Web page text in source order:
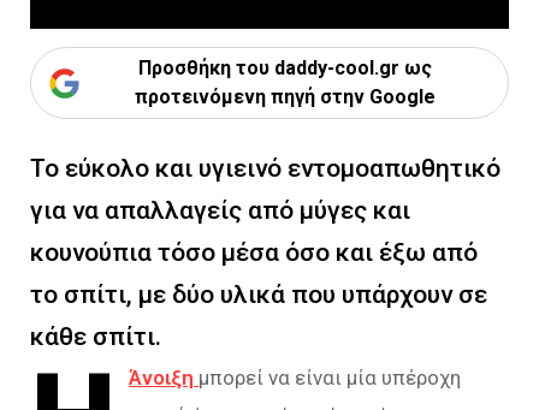
Προσθήκη του daddy-cool.gr ως
προτεινόμενη πηγή στην Google
Το εύκολο και υγιεινό εντομοαπωθητικό
για να απαλλαγείς από μύγες και
κουνούπια τόσο μέσα όσο και έξω από
το σπίτι, με δύο υλικά που υπάρχουν σε
κάθε σπίτι.
Άνοιξη μπορεί να είναι μία υπέροχη